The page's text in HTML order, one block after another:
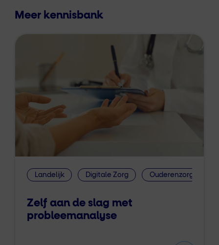
Meer kennisbank
Landelijk Digitale Zorg Ouderenzorg
Zelf aan de slag met
probleemanalyse